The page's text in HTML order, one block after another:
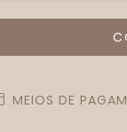
MEIOS DE